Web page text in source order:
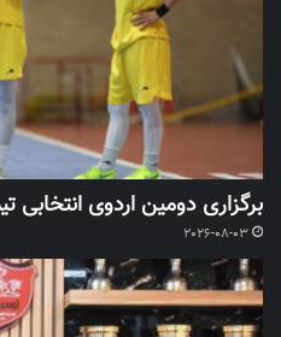
برگزاری دومین اردوی انتخابی
2026-08-03